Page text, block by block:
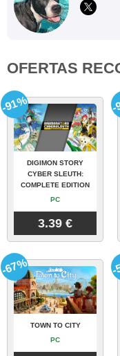
OFERTAS
DIGIMON STORY
CYBER SLEUTH:
COMPLETE EDITION
PC
3.39 €
-91% -
TOWN TO CITY
PC
-67% -